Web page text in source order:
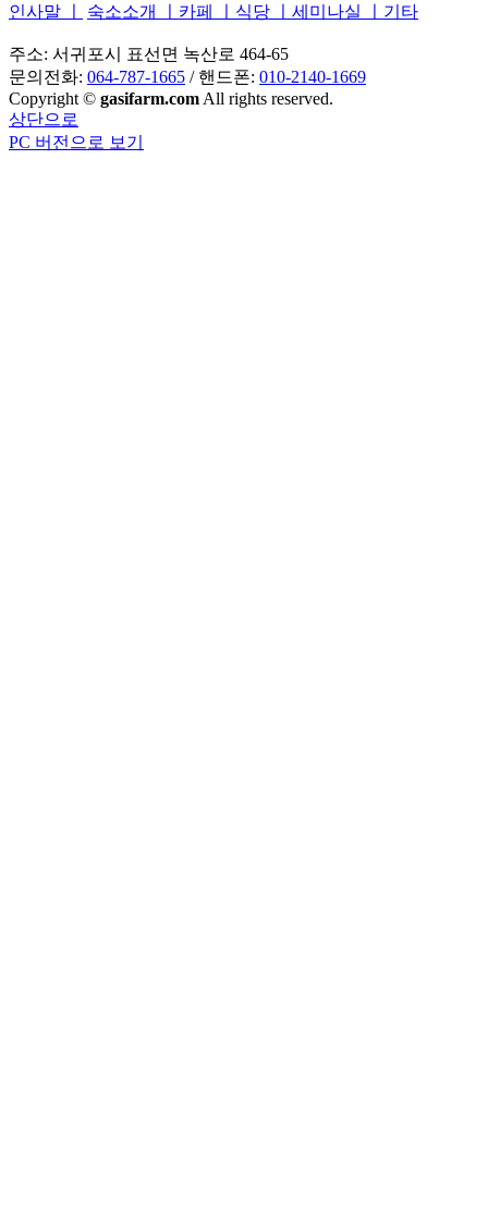
인사말 ㅣ 숙소소개 ㅣ 카페 ㅣ 식당 ㅣ 세미나실 ㅣ 기타
주소: 서귀포시 표선면 녹산로 464-65
문의전화: 064-787-1665 / 핸드폰: 010-2140-1669
Copyright © gasifarm.com All rights reserved.
상단으로
PC 버전으로 보기